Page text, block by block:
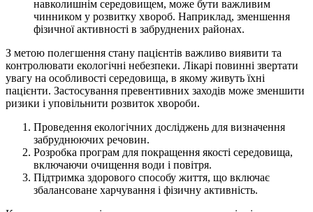
навколишнім середовищем, може бути важливим
чинником у розвитку хвороб. Наприклад, зменшення
фізичної активності в забруднених районах.
З метою полегшення стану пацієнтів важливо виявити та
контролювати екологічні небезпеки. Лікарі повинні звертати
увагу на особливості середовища, в якому живуть їхні
пацієнти. Застосування превентивних заходів може зменшити
ризики і уповільнити розвиток хвороби.
Проведення екологічних досліджень для визначення
забруднюючих речовин.
Розробка програм для покращення якості середовища,
включаючи очищення води і повітря.
Підтримка здорового способу життя, що включає
збалансоване харчування і фізичну активність.